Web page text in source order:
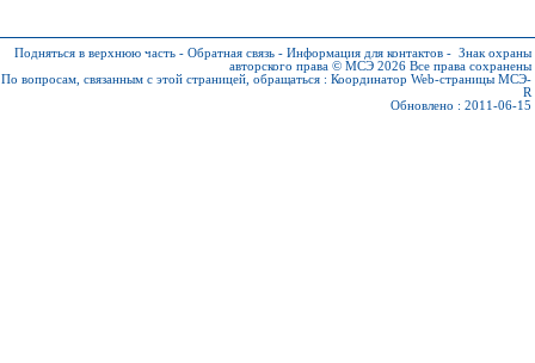
Подняться в верхнюю часть - Обратная связь - Информация для контактов - Знак охраны
авторского права © МСЭ 2026 Все права сохранены
По вопросам, связанным с этой страницей, обращаться : Координатор Web-страницы МСЭ-
R
Обновлено : 2011-06-15